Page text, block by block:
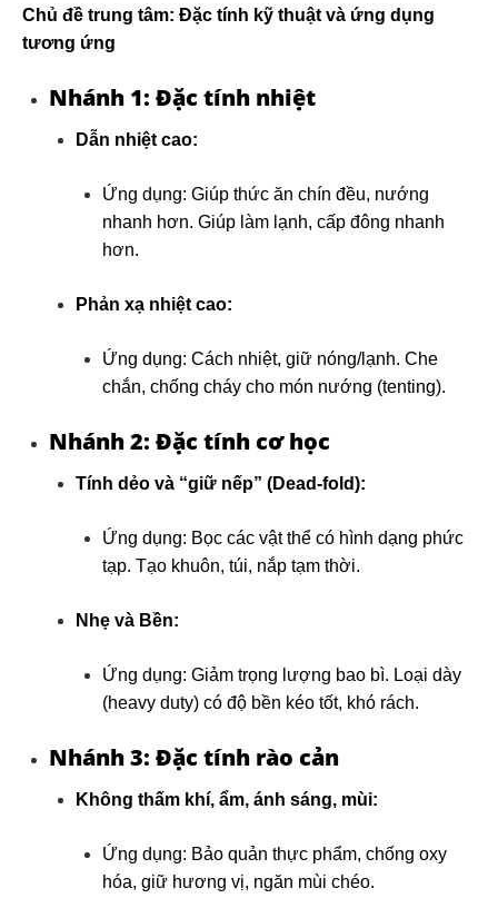
Chủ đề trung tâm: Đặc tính kỹ thuật và ứng dụng
tương ứng
Nhánh 1: Đặc tính nhiệt
Dẫn nhiệt cao:
Ứng dụng: Giúp thức ăn chín đều, nướng
nhanh hơn. Giúp làm lạnh, cấp đông nhanh
hơn.
Phản xạ nhiệt cao:
Ứng dụng: Cách nhiệt, giữ nóng/lạnh. Che
chắn, chống cháy cho món nướng (tenting).
Nhánh 2: Đặc tính cơ học
Tính dẻo và “giữ nếp” (Dead-fold):
Ứng dụng: Bọc các vật thể có hình dạng phức
tạp. Tạo khuôn, túi, nắp tạm thời.
Nhẹ và Bền:
Ứng dụng: Giảm trọng lượng bao bì. Loại dày
(heavy duty) có độ bền kéo tốt, khó rách.
Nhánh 3: Đặc tính rào cản
Không thấm khí, ẩm, ánh sáng, mùi:
Ứng dụng: Bảo quản thực phẩm, chống oxy
hóa, giữ hương vị, ngăn mùi chéo.